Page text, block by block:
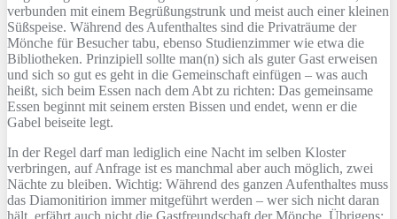
verbunden mit einem Begrüßungstrunk und meist auch einer kleinen
Süßspeise. Während des Aufenthaltes sind die Privaträume der
Mönche für Besucher tabu, ebenso Studienzimmer wie etwa die
Bibliotheken. Prinzipiell sollte man(n) sich als guter Gast erweisen
und sich so gut es geht in die Gemeinschaft einfügen – was auch
heißt, sich beim Essen nach dem Abt zu richten: Das gemeinsame
Essen beginnt mit seinem ersten Bissen und endet, wenn er die
Gabel beiseite legt.
In der Regel darf man lediglich eine Nacht im selben Kloster
verbringen, auf Anfrage ist es manchmal aber auch möglich, zwei
Nächte zu bleiben. Wichtig: Während des ganzen Aufenthaltes muss
das Diamonitirion immer mitgeführt werden – wer sich nicht daran
hält, erfährt auch nicht die Gastfreundschaft der Mönche. Übrigens: